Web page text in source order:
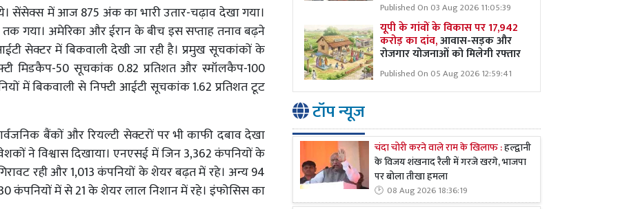
सेंसेक्स में आज 875 अंक का भारी उतार-चढ़ाव देखा गया।
अमेरिका और ईरान के बीच इस सप्ताह तनाव बढ़ने
सेक्टर में बिकवाली देखी जा रही है। प्रमुख सूचकांकों के
मिडकैप-50 सूचकांक 0.82 प्रतिशत और स्मॉलकैप-100
में बिकवाली से निफ्टी आईटी सूचकांक 1.62 प्रतिशत टूट
बैंकों और रियल्टी सेक्टरों पर भी काफी दबाव देखा
ने विश्वास दिखाया। एनएसई में जिन 3,362 कंपनियों के
रही और 1,013 कंपनियों के शेयर बढ़त में रहे। अन्य 94
कंपनियों में से 21 के शेयर लाल निशान में रहे। इंफोसिस का
Published On 03 Aug 2026 11:05:39
यूपी के गांवों के विकास पर 17,942
करोड़ का दांव,आवास-सड़क और
रोजगार योजनाओं को मिलेगी रफ्तार
Published On 05 Aug 2026 12:59:41
टॉप न्यूज
चंदा चोरी करने वाले राम के खिलाफ :हल्द्वानी
के विजय शंखनाद रैली में गरजे खरगे, भाजपा
पर बोला तीखा हमला
08 Aug 2026 18:36:19